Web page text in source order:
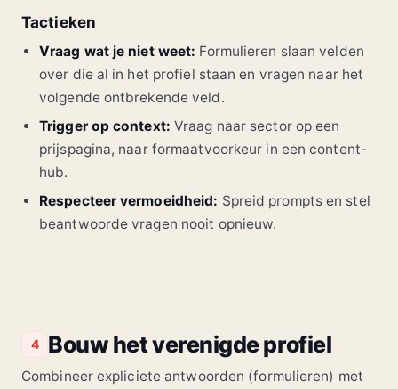
Tactieken
Vraag wat je niet weet: Formulieren slaan velden
over die al in het profiel staan en vragen naar het
volgende ontbrekende veld.
Trigger op context: Vraag naar sector op een
prijspagina, naar formaatvoorkeur in een content-
hub.
Respecteer vermoeidheid: Spreid prompts en stel
beantwoorde vragen nooit opnieuw.
4 Bouw het verenigde profiel
Combineer expliciete antwoorden (formulieren) met